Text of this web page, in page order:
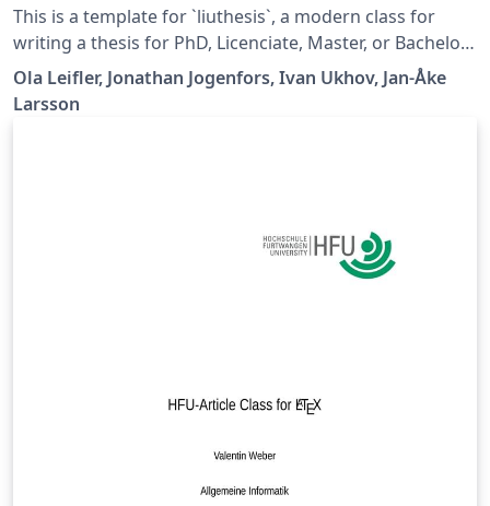
This is a template for `liuthesis`, a modern class for
writing a thesis for PhD, Licenciate, Master, or Bachelor
(plus some more) at Linköping University (LiU) in
Sweden. The version in the gallery is submitted
the liuthesis document class - `phd` - For doctoral
Masters' theses (default) - `bachelor` - For Bachelors'
exhibit page only for Licentiate/PhD dissertations.
Ola Leifler, Jonathan Jogenfors, Ivan Ukhov, Jan-Åke
Larsson